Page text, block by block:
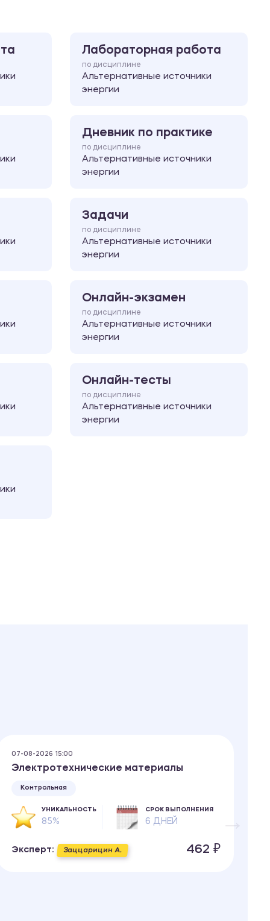
Лабораторная работа
по дисциплине
Альтернативные источники
энергии
Дневник по практике
по дисциплине
Альтернативные источники
энергии
Задачи
по дисциплине
Альтернативные источники
энергии
Онлайн-экзамен
по дисциплине
Альтернативные источники
энергии
Онлайн-тесты
по дисциплине
Альтернативные источники
энергии
07-08-2026 15:00
Электротехнические материалы
Контрольная
УНИКАЛЬНОСТЬ
85%
СРОК ВЫПОЛНЕНИЯ
6 ДНЕЙ
Эксперт: Заццарицин А. 462 ₽